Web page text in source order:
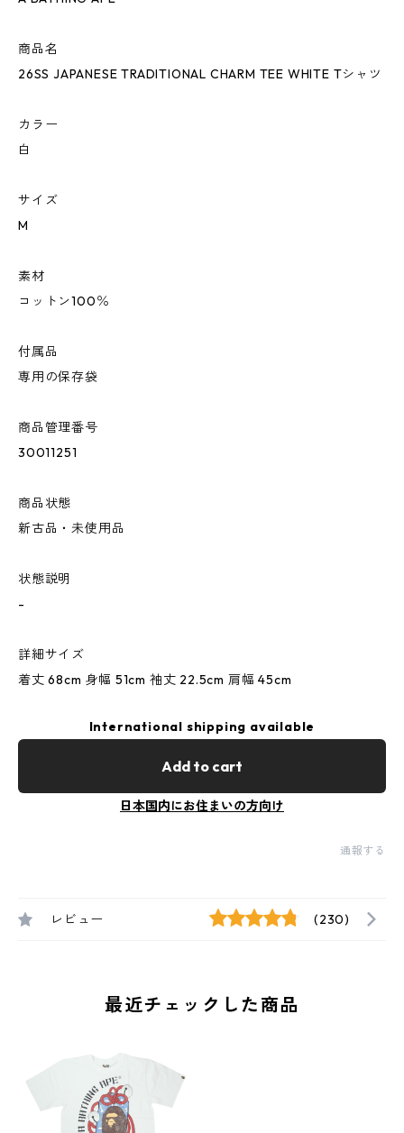
商品名
26SS JAPANESE TRADITIONAL CHARM TEE WHITE Tシャツ
カラー
白
サイズ
M
素材
コットン100％
付属品
専用の保存袋
商品管理番号
30011251
商品状態
新古品・未使用品
状態説明
-
詳細サイズ
着丈 68cm 身幅 51cm 袖丈 22.5cm 肩幅 45cm
International shipping available
Add to cart
日本国内にお住まいの方向け
通報する
レビュー (230)
最近チェックした商品